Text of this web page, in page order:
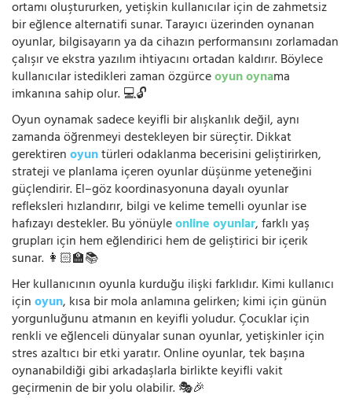
ortamı oluştururken, yetişkin kullanıcılar için de zahmetsiz
bir eğlence alternatifi sunar. Tarayıcı üzerinden oynanan
oyunlar, bilgisayarın ya da cihazın performansını zorlamadan
çalışır ve ekstra yazılım ihtiyacını ortadan kaldırır. Böylece
kullanıcılar istedikleri zaman özgürceoyun oynama
imkanına sahip olur. 💻🔓
Oyun oynamak sadece keyifli bir alışkanlık değil, aynı
zamanda öğrenmeyi destekleyen bir süreçtir. Dikkat
gerektirenoyuntürleri odaklanma becerisini geliştirirken,
strateji ve planlama içeren oyunlar düşünme yeteneğini
güçlendirir. El–göz koordinasyonuna dayalı oyunlar
refleksleri hızlandırır, bilgi ve kelime temelli oyunlar ise
hafızayı destekler. Bu yönüyleonline oyunlar, farklı yaş
grupları için hem eğlendirici hem de geliştirici bir içerik
sunar. 👩🏻‍🏫📚
Her kullanıcının oyunla kurduğu ilişki farklıdır. Kimi kullanıcı
içinoyun, kısa bir mola anlamına gelirken; kimi için günün
yorgunluğunu atmanın en keyifli yoludur. Çocuklar için
renkli ve eğlenceli dünyalar sunan oyunlar, yetişkinler için
stres azaltıcı bir etki yaratır. Online oyunlar, tek başına
oynanabildiği gibi arkadaşlarla birlikte keyifli vakit
geçirmenin de bir yolu olabilir. 🎭🎉